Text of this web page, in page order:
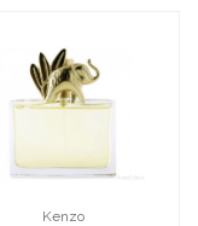
Kenzo